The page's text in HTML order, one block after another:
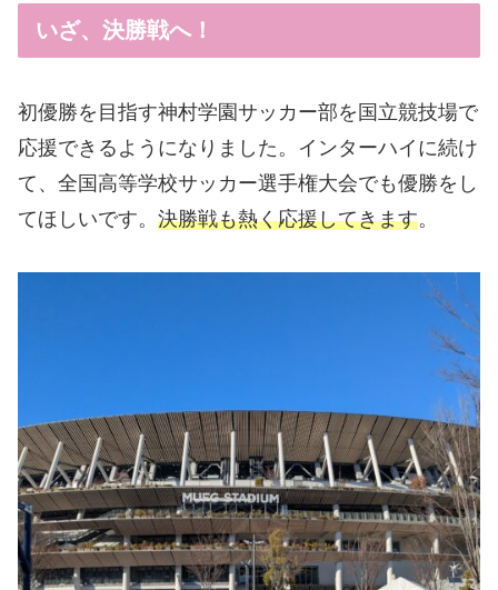
いざ、決勝戦へ！
初優勝を目指す神村学園サッカー部を国立競技場で
応援できるようになりました。インターハイに続け
て、全国高等学校サッカー選手権大会でも優勝をし
てほしいです。 決勝戦も熱く応援してきます。